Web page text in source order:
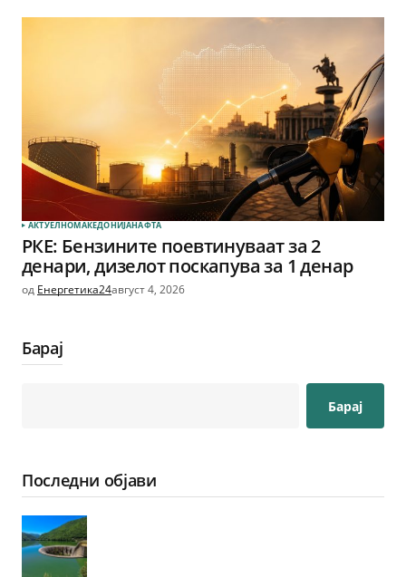
АКТУЕЛНОМАКЕДОНИЈАНАФТА
РКЕ: Бензините поевтинуваат за 2
денари, дизелот поскапува за 1 денар
од Енергетика24август 4, 2026
Барај
Барај
Последни објави